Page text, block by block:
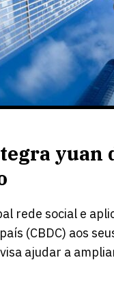
yuan
rede social e
(CBDC) aos
ajudar a